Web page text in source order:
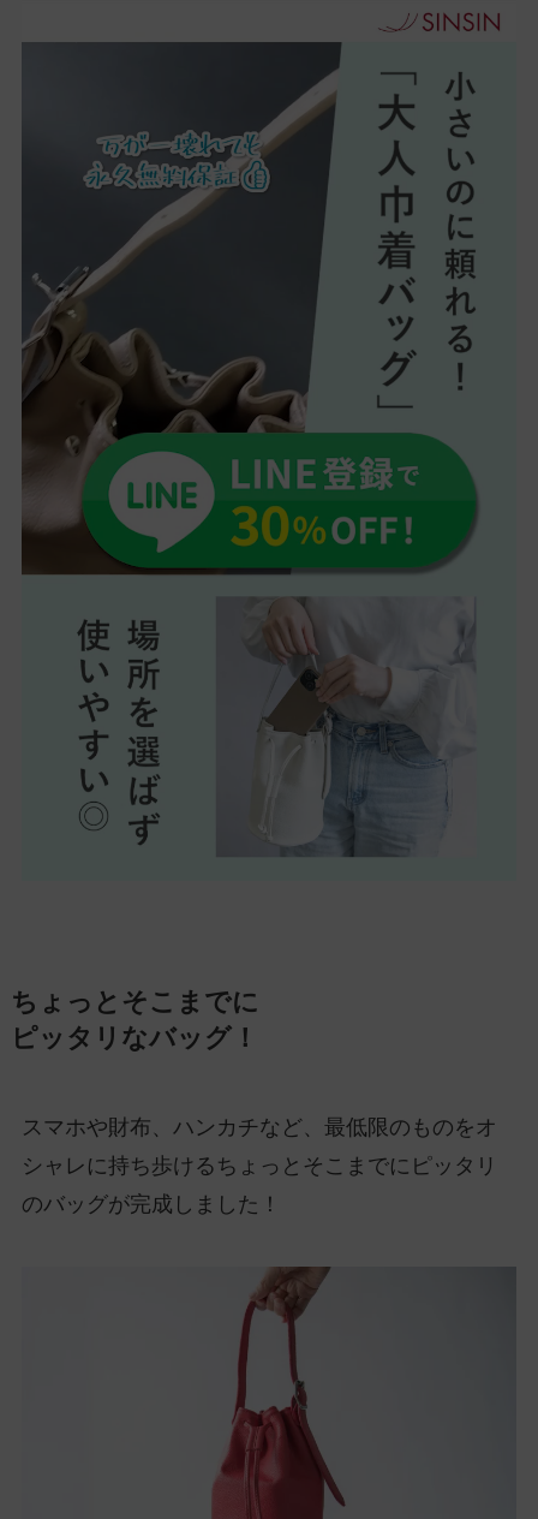
ちょっとそこまでに
ピッタリなバッグ！
スマホや財布、ハンカチなど、最低限のものをオ
シャレに持ち歩けるちょっとそこまでにピッタリ
のバッグが完成しました！